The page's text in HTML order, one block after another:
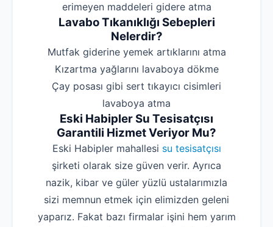
erimeyen maddeleri gidere atma
Lavabo Tıkanıklığı Sebepleri
Nelerdir?
‌Mutfak giderine yemek artıklarını atma
‌Kızartma yağlarını lavaboya dökme
‌Çay posası gibi sert tıkayıcı cisimleri
lavaboya atma
Eski Habipler Su Tesisatçısı
Garantili Hizmet Veriyor Mu?
Eski Habipler mahallesi su tesisatçısı
şirketi olarak size güven verir. Ayrıca
nazik, kibar ve güler yüzlü ustalarımızla
sizi memnun etmek için elimizden geleni
yaparız. Fakat bazı firmalar işini hem yarım